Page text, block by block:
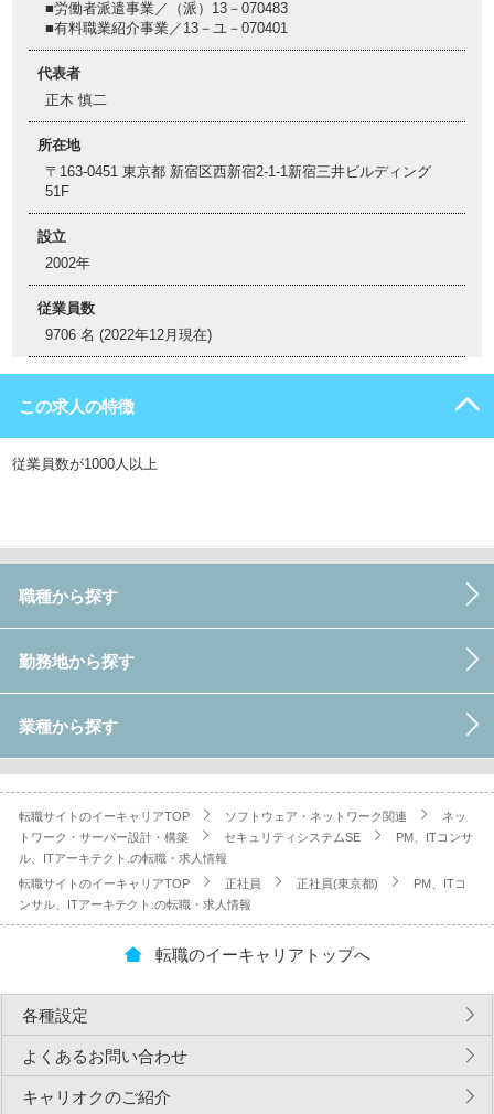
■労働者派遣事業／（派）13－070483
■有料職業紹介事業／13－ユ－070401
代表者
正木 慎二
所在地
〒163-0451 東京都 新宿区西新宿2-1-1新宿三井ビルディング
51F
設立
2002年
従業員数
9706 名 (2022年12月現在)
この求人の特徴
従業員数が1000人以上
職種から探す
勤務地から探す
業種から探す
転職サイトのイーキャリアTOP ソフトウェア・ネットワーク関連
ネッ
トワーク・サーバー設計・構築
セキュリティシステムSE
PM、ITコンサ
ル、ITアーキテクト.の転職・求人情報
転職サイトのイーキャリアTOP
正社員 正社員(東京都)
PM、ITコ
ンサル、ITアーキテクト.の転職・求人情報
転職のイーキャリアトップへ
各種設定
よくあるお問い合わせ
キャリオクのご紹介